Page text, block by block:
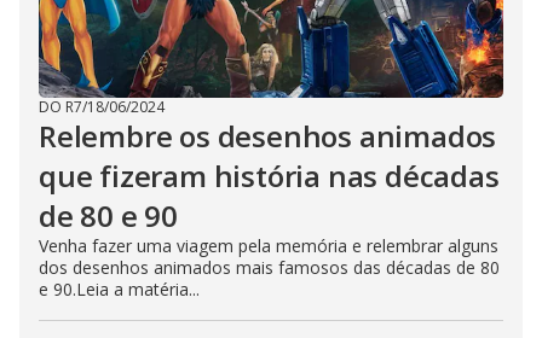
DO R7/18/06/2024
Relembre os desenhos animados
que fizeram história nas décadas
de 80 e 90
Venha fazer uma viagem pela memória e relembrar alguns
dos desenhos animados mais famosos das décadas de 80
e 90.Leia a matéria...